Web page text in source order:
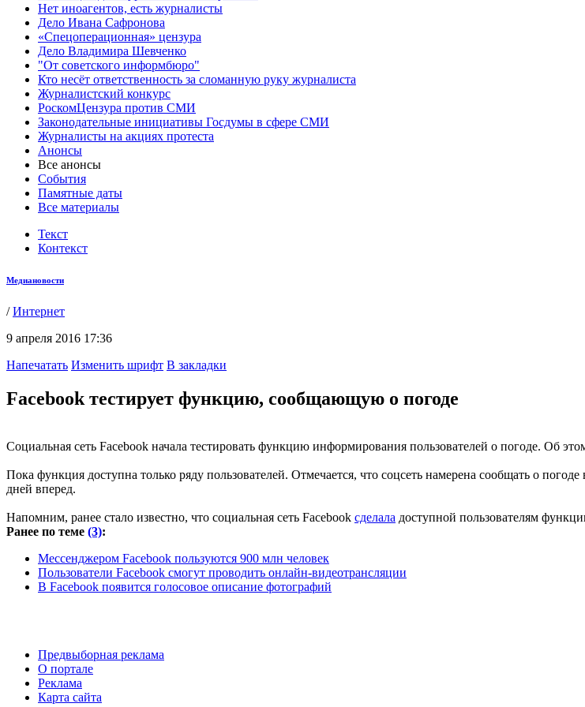
Нет иноагентов, есть журналисты
Дело Ивана Сафронова
«Спецоперационная» цензура
Дело Владимира Шевченко
"От советского информбюро"
Кто несёт ответственность за сломанную руку журналиста
Журналистский конкурс
РоскомЦензура против СМИ
Законодательные инициативы Госдумы в сфере СМИ
Журналисты на акциях протеста
Анонсы
Все анонсы
События
Памятные даты
Все материалы
Текст
Контекст
Медиановости
/Интернет
9 апреля 2016 17:36
Напечатать Изменить шрифт В закладки
Facebook тестирует функцию, сообщающую о погоде
Социальная сеть Facebook начала тестировать функцию информирования пользователей о погоде. Об
Пока функция доступна только ряду пользователей. Отмечается, что соцсеть намерена сообщать о
дней вперед.
Напомним, ранее стало известно, что социальная сеть Facebook сделала доступной пользователям
Ранее по теме (3):
Мессенджером Facebook пользуются 900 млн человек
Пользователи Facebook смогут проводить онлайн-видеотрансляции
В Facebook появится голосовое описание фотографий
Предвыборная реклама
О портале
Реклама
Карта сайта